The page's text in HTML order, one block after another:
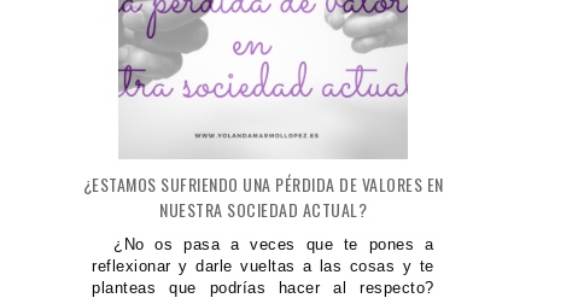
¿ESTAMOS SUFRIENDO UNA PÉRDIDA DE VALORES EN
NUESTRA SOCIEDAD ACTUAL?
¿No os pasa a veces que te pones a
reflexionar y darle vueltas a las cosas y te
planteas que podrías hacer al respecto?